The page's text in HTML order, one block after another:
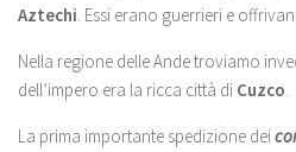
Aztechi. Essi erano guerrieri e
Nella regione delle Ande troviamo
dell’impero era la ricca città di Cuzco.
La prima importante spedizione dei